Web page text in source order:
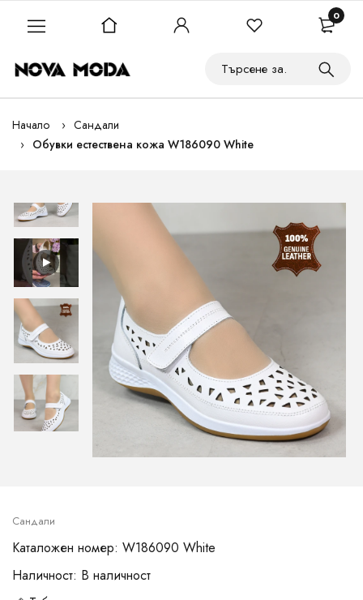
Начало
Сандали
Обувки естествена кожа W186090 White
Сандали
Каталожен номер: W186090 White
Наличност: В наличност
0